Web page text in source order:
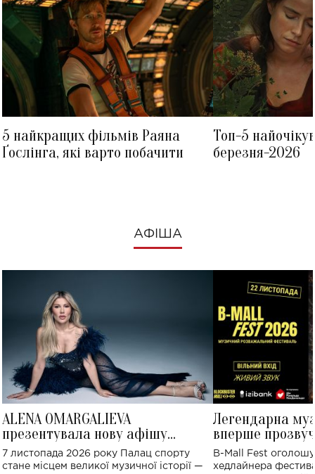
5 найкращих фільмів Раяна
Ґослінга, які варто побачити
Топ-5
березня-2026
АФІША
ALENA OMARGALIEVA
презентувала нову афішу
великого концерту в Палаці
спорту
7 листопада 2026 року Палац спорту
стане місцем великої музичної історії —
Легендарна
вперше
Україні: де
B-Mall Fest
хедлайнера